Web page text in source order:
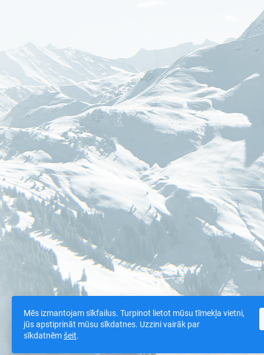
Mēs izmantojam sīkfailus. Turpinot lietot mūsu tīmekļa vietni,
jūs apstiprināt mūsu sīkdatnes. Uzzini vairāk par
sīkdatnēmšeit.